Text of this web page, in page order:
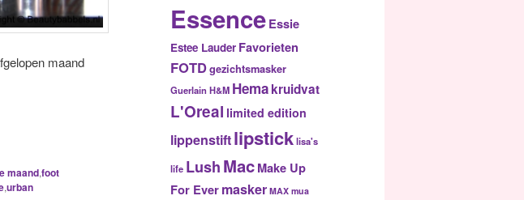
maand
maand,foot
,urban
EssenceEssie
Estee Lauder Favorieten
FOTDgezichtsmasker
Guerlain H&M Hemakruidvat
L'Oreal limited edition
lippenstiftlipsticklisa's
life LushMacMake Up
For Evermasker MAX mua